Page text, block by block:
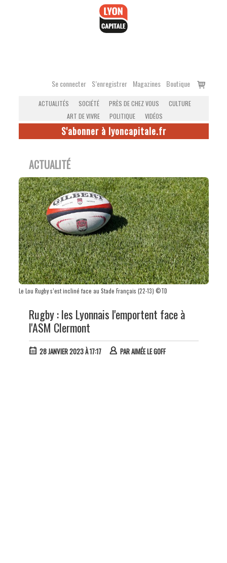
Se connecter S’enregistrer Magazines Boutique
Voir
ACTUALITÉS SOCIÉTÉ PRÈS DE CHEZ VOUS
CULTURE
ART DE VIVRE
POLITIQUE VIDÉOS
S'abonner à lyoncapitale.fr
ACTUALITÉ
Le Lou Rugby s’est incliné face au Stade Français (22-13) ©TD
Rugby : les Lyonnais l'emportent face à
l'ASM Clermont
28 JANVIER 2023 À 17:17 PARAIMÉE LE GOFF